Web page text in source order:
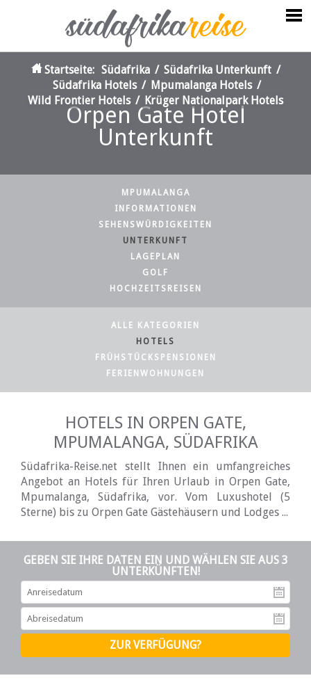
Orpen Gate Hotel
Unterkunft
Startseite: Südafrika / Südafrika Unterkunft /
Südafrika Hotels / Mpumalanga Hotels /
Wild Frontier Hotels / Krüger Nationalpark Hotels
MPUMALANGA
INFORMATIONEN
SEHENSWÜRDIGKEITEN
UNTERKUNFT
LAGEPLAN
GOLF
HOCHZEITSREISEN
ALLE KATEGORIEN
HOTELS
FRÜHSTÜCKSPENSIONEN
FERIENWOHNUNGEN
HOTELS IN ORPEN GATE,
MPUMALANGA, SÜDAFRIKA
Südafrika-Reise.net stellt Ihnen ein umfangreiches
Angebot an Hotels für Ihren Urlaub in Orpen Gate,
Mpumalanga, Südafrika, vor. Vom Luxushotel (5
Sterne) bis zu Orpen Gate Gästehäusern und Lodges ...
GEBEN SIE IHRE DATEN EIN UND WÄHLEN SIE AUS 3
UNTERKÜNFTEN!